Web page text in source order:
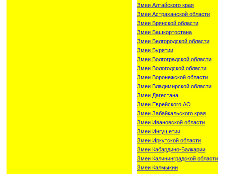
Змеи Алтайского края
Змеи Астраханской области
Змеи Брянской области
Змеи Башкортостана
Змеи Белгородской области
Змеи Бурятии
Змеи Волгоградской области
Змеи Вологодской области
Змеи Воронежской области
Змеи Владимирской области
Змеи Дагестана
Змеи Еврейского АО
Змеи Забайкальского края
Змеи Ивановской области
Змеи Ингушетии
Змеи Иркутской области
Змеи Кабардино-Балкарии
Змеи Калининградской области
Змеи Калмыкии